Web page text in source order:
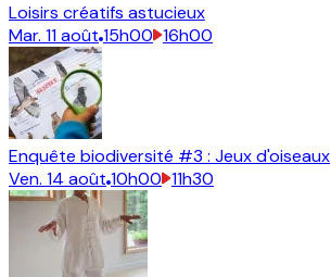
Loisirs créatifs astucieux
Mar. 11août 15h00 16h00
Enquête biodiversité #3 : Jeux d'oiseaux
Ven. 14 août 10h00 11h30